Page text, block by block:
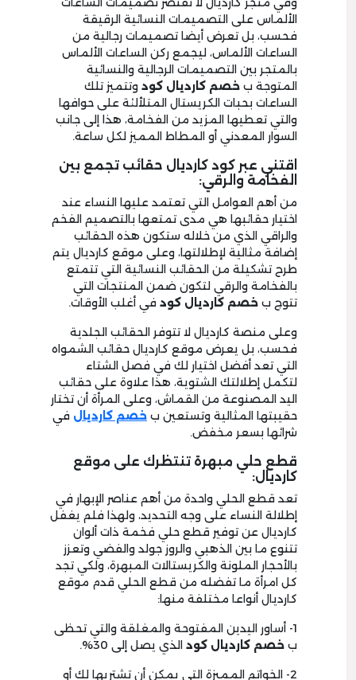
الألماس على التصميمات النسائية الرقيقة
فحسب، بل تعرض أيضا تصميمات رجالية من
الساعات الألماس، ليجمع ركن الساعات الألماس
بالمتجر بين التصميمات الرجالية والنسائية
المتوجة ب خصم كارديال كود وتتميز تلك
الساعات بحبات الكريستال المتلألئة على حوافها
والتي تعطيها المزيد من الفخامة، هذا إلى جانب
السوار المعدني أو المطاط المميز لكل ساعة.
اقتني عبر كود كارديال حقائب تجمع بين
الفخامة والرقي:
من أهم العوامل التي تعتمد عليها النساء عند
اختيار حقائبها هي مدى تمتعها بالتصميم الفخم
والراقي الذي من خلاله ستكون هذه الحقائب
إضافة مثالية لإطلالتها، وعلى موقع كارديال يتم
طرح تشكيلة من الحقائب النسائية التي تتمتع
بالفخامة والرقي لتكون ضمن المنتجات التي
تتوج ب خصم كارديال كود في أغلب الأوقات.
وعلى منصة كارديال لا تتوفر الحقائب الجلدية
فحسب، بل يعرض موقع كارديال حقائب الشمواه
التي تعد أفضل اختيار لك في فصل الشتاء
لتكمل إطلالتك الشتوية، هذا علاوة على حقائب
اليد المصنوعة من القماش، وعلى المرأة أن تختار
حقيبتها المثالية وتستعين ب خصم كارديال في
شرائها بسعر مخفض.
قطع حلي مبهرة تنتظرك على موقع
كارديال:
تعد قطع الحلي واحدة من أهم عناصر الإبهار في
إطلالة النساء على وجه التحديد، ولهذا فلم يغفل
كارديال عن توفير قطع حلي فخمة ذات ألوان
تتنوع ما بين الذهبي والروز جولد والفضي وتعزز
بالأحجار الملونة والكريستالات المبهرة، ولكي تجد
كل امرأة ما تفضله من قطع الحلي قدم موقع
كارديال أنواعا مختلفة منها:
1- أساور اليدين المفتوحة والمغلقة والتي تحظى
ب خصم كارديال كود الذي يصل إلى 30%.
2- الخواتم المميزة التي يمكن أن تشتريها لك أو